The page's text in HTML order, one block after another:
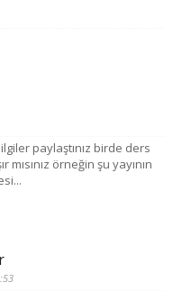
paylaştınız birde ders
örneğin şu yayının